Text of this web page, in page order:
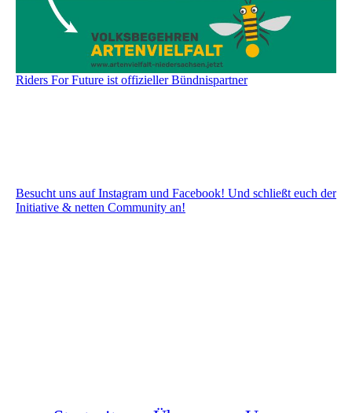
Riders For Future ist offizieller Bündnispartner
Besucht uns auf Instagram und Facebook! Und schließt euch der
Initiative & netten Community an!